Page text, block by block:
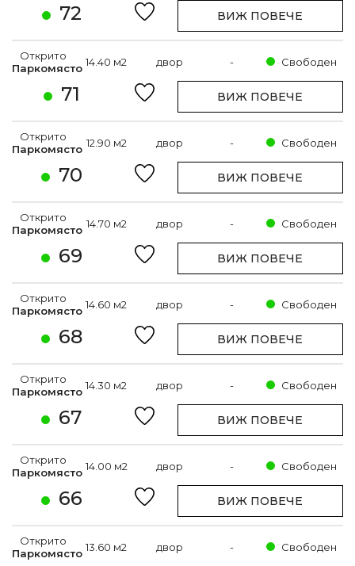
72 ВИЖ ПОВЕЧЕ
71
Открито
Паркомясто 14.40 м2 двор - Свободен
ВИЖ ПОВЕЧЕ
70
Открито
Паркомясто 12.90 м2 двор - Свободен
ВИЖ ПОВЕЧЕ
69
Открито
Паркомясто 14.70 м2 двор - Свободен
ВИЖ ПОВЕЧЕ
68
Открито
Паркомясто 14.60 м2 двор - Свободен
ВИЖ ПОВЕЧЕ
67
Открито
Паркомясто 14.30 м2 двор - Свободен
ВИЖ ПОВЕЧЕ
66
Открито
Паркомясто 14.00 м2 двор - Свободен
ВИЖ ПОВЕЧЕ
Открито
Паркомясто 13.60 м2 двор - Свободен